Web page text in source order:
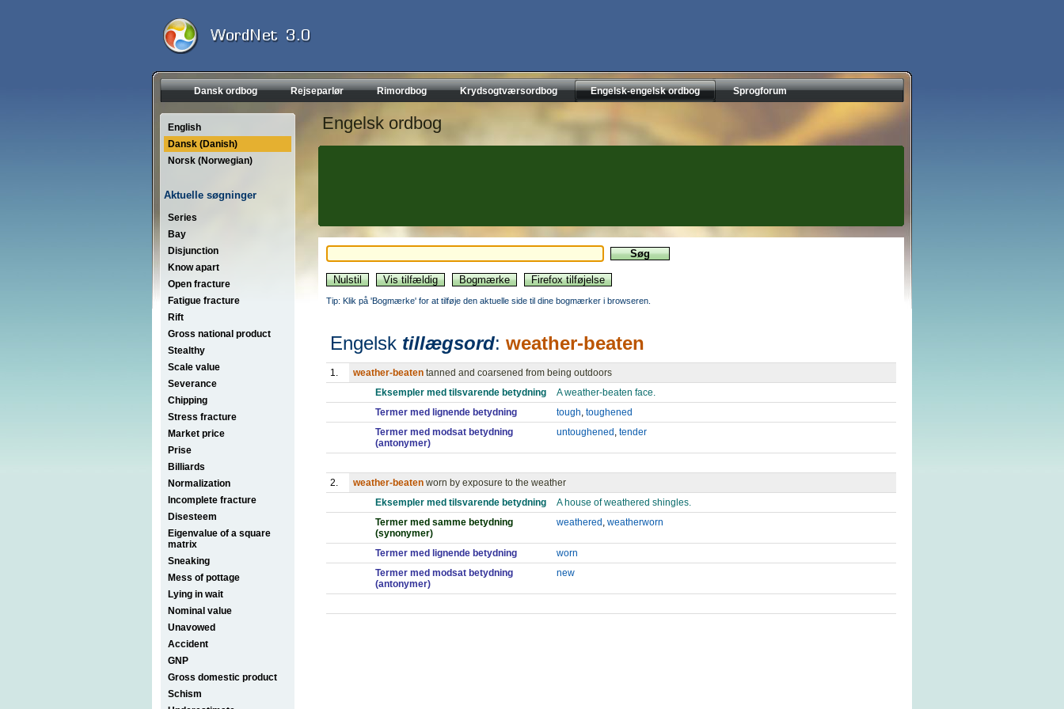
Dansk ordbog Rejseparlør Rimordbog Krydsogtværsordbog Engelsk-engelsk ordbog Sprogforum
English
Dansk (Danish)
Norsk (Norwegian)
Aktuelle søgninger
Series
Bay
Disjunction
Know apart
Open fracture
Fatigue fracture
Rift
Gross national product
Stealthy
Scale value
Severance
Chipping
Stress fracture
Market price
Prise
Billiards
Normalization
Incomplete fracture
Disesteem
Eigenvalue of a square
matrix
Sneaking
Mess of pottage
Lying in wait
Nominal value
Unavowed
Accident
GNP
Gross domestic product
Schism
Engelsk ordbog
Tip: Klik på 'Bogmærke' for at tilføje den aktuelle side til dine bogmærker i browseren.
Engelsk tillægsord: weather-beaten
1. weather-beaten tanned and coarsened from being outdoors
Eksempler med tilsvarende betydning
A weather-beaten face.
Termer med lignende betydning
tough, toughened
Termer med modsat betydning
(antonymer)
untoughened , tender
2. weather-beaten worn by exposure to the weather
Eksempler med tilsvarende betydning
A house of weathered shingles.
Termer med samme betydning
(synonymer)
weathered , weatherworn
Termer med lignende betydning
worn
Termer med modsat betydning
(antonymer)
new